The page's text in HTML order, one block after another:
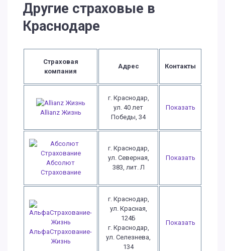
Другие страховые в
Краснодаре
Страховая
компания
Адрес Контакты
Allianz Жизнь
г. Краснодар,
ул. 40 лет
Победы, 34
Показать
Абсолют
Страхование
г. Краснодар,
ул. Северная,
383, лит. Л
Показать
АльфаСтрахование-
Жизнь
г. Краснодар,
ул. Красная,
124Б
г. Краснодар,
ул. Селезнева,
134
Показать